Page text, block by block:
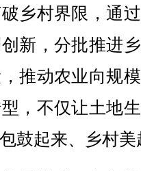
乡村界限，通
新，分批推进
推动农业向规
，不仅让土地
鼓起来、乡村美